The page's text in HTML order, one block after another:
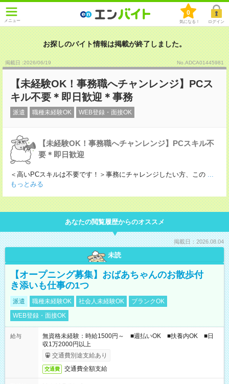
メニュー
0
気になる！ ログイン
お探しのバイト情報は掲載が終了しました。
掲載日 :2026/06/19 No.ADCA01445981
【未経験OK！事務職へチャンレンジ】PCス
キル不要＊即日歓迎＊事務
派遣 職種未経験OK WEB登録・面接OK
【未経験OK！事務職へチャンレンジ】PCスキル不
要＊即日歓迎
＜高いPCスキルは不要です！＞事務にチャレンジしたい方、この ...
もっとみる
あなたの閲覧履歴からのオススメ
掲載日：2026.08.04
未読
【オープニング募集】おばあちゃんのお散歩付
き添いも仕事の1つ
派遣 職種未経験OK 社会人未経験OK
ブランクOK
WEB登録・面接OK
給与
無資格未経験：時給1500円～ ■週払いOK ■扶養内OK ■日
収1万2000円以上
交通費別途支給あり
交通費 交通費全額支給